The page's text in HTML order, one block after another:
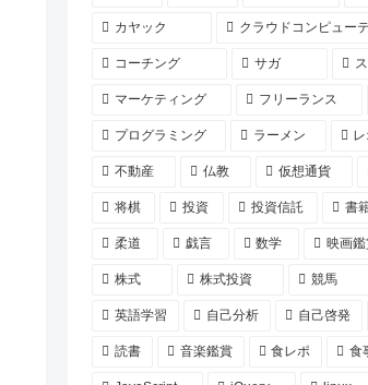
カヤック クラウドコンピュー
コーチング サガ
マーケティング フリーランス
プログラミング ラーメン
不動産 仏教 仮想通貨
将棋 投資 投資信託 書
柔道 戯言 数学 映画
株式 株式投資 競馬
英語学習 自己分析 自己啓発
読書 音楽鑑賞 食レポ 食